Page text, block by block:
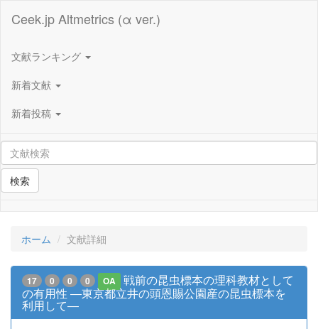
Ceek.jp Altmetrics (α ver.)
文献ランキング
新着文献
新着投稿
検索
ホーム 文献詳細
17 0 0 0 OA
戦前の昆虫標本の理科教材として
の有用性 ―東京都立井の頭恩賜公園産の昆虫標本を
利用して―